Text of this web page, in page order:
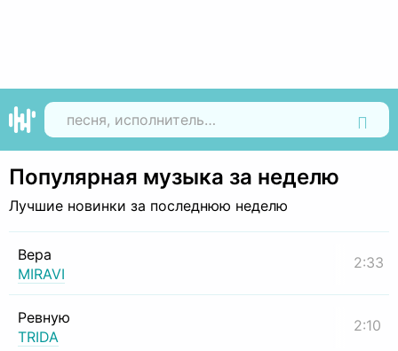
Популярная музыка за неделю
Лучшие новинки за последнюю неделю
Вера
MIRAVI
2:33
Ревную
TRIDA
2:10